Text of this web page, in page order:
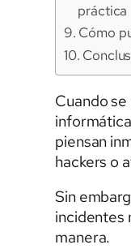
práctica
Cómo
Cuando
piensan
hackers o
Sin
incidentes
manera.